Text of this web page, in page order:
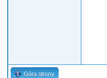
Góra strony